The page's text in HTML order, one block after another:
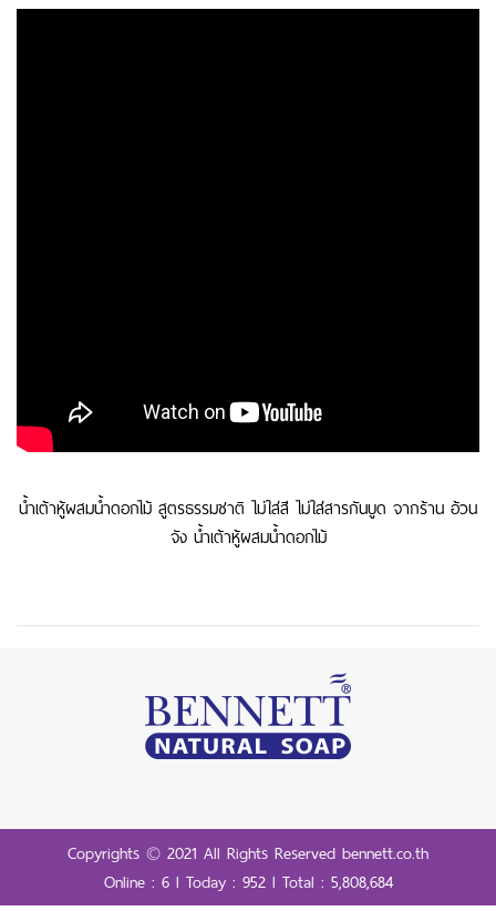
น้ำเต้าหู้ผสมน้ำดอกไม้ สูตรธรรมชาติ ไม่ใส่สี ไม่ใส่สารกันบูด จากร้าน อ้วน
จัง น้ำเต้าหู้ผสมน้ำดอกไม้
Copyrights © 2021 All Rights Reserved bennett.co.th
Online : 6 l Today : 952 l Total : 5,808,684